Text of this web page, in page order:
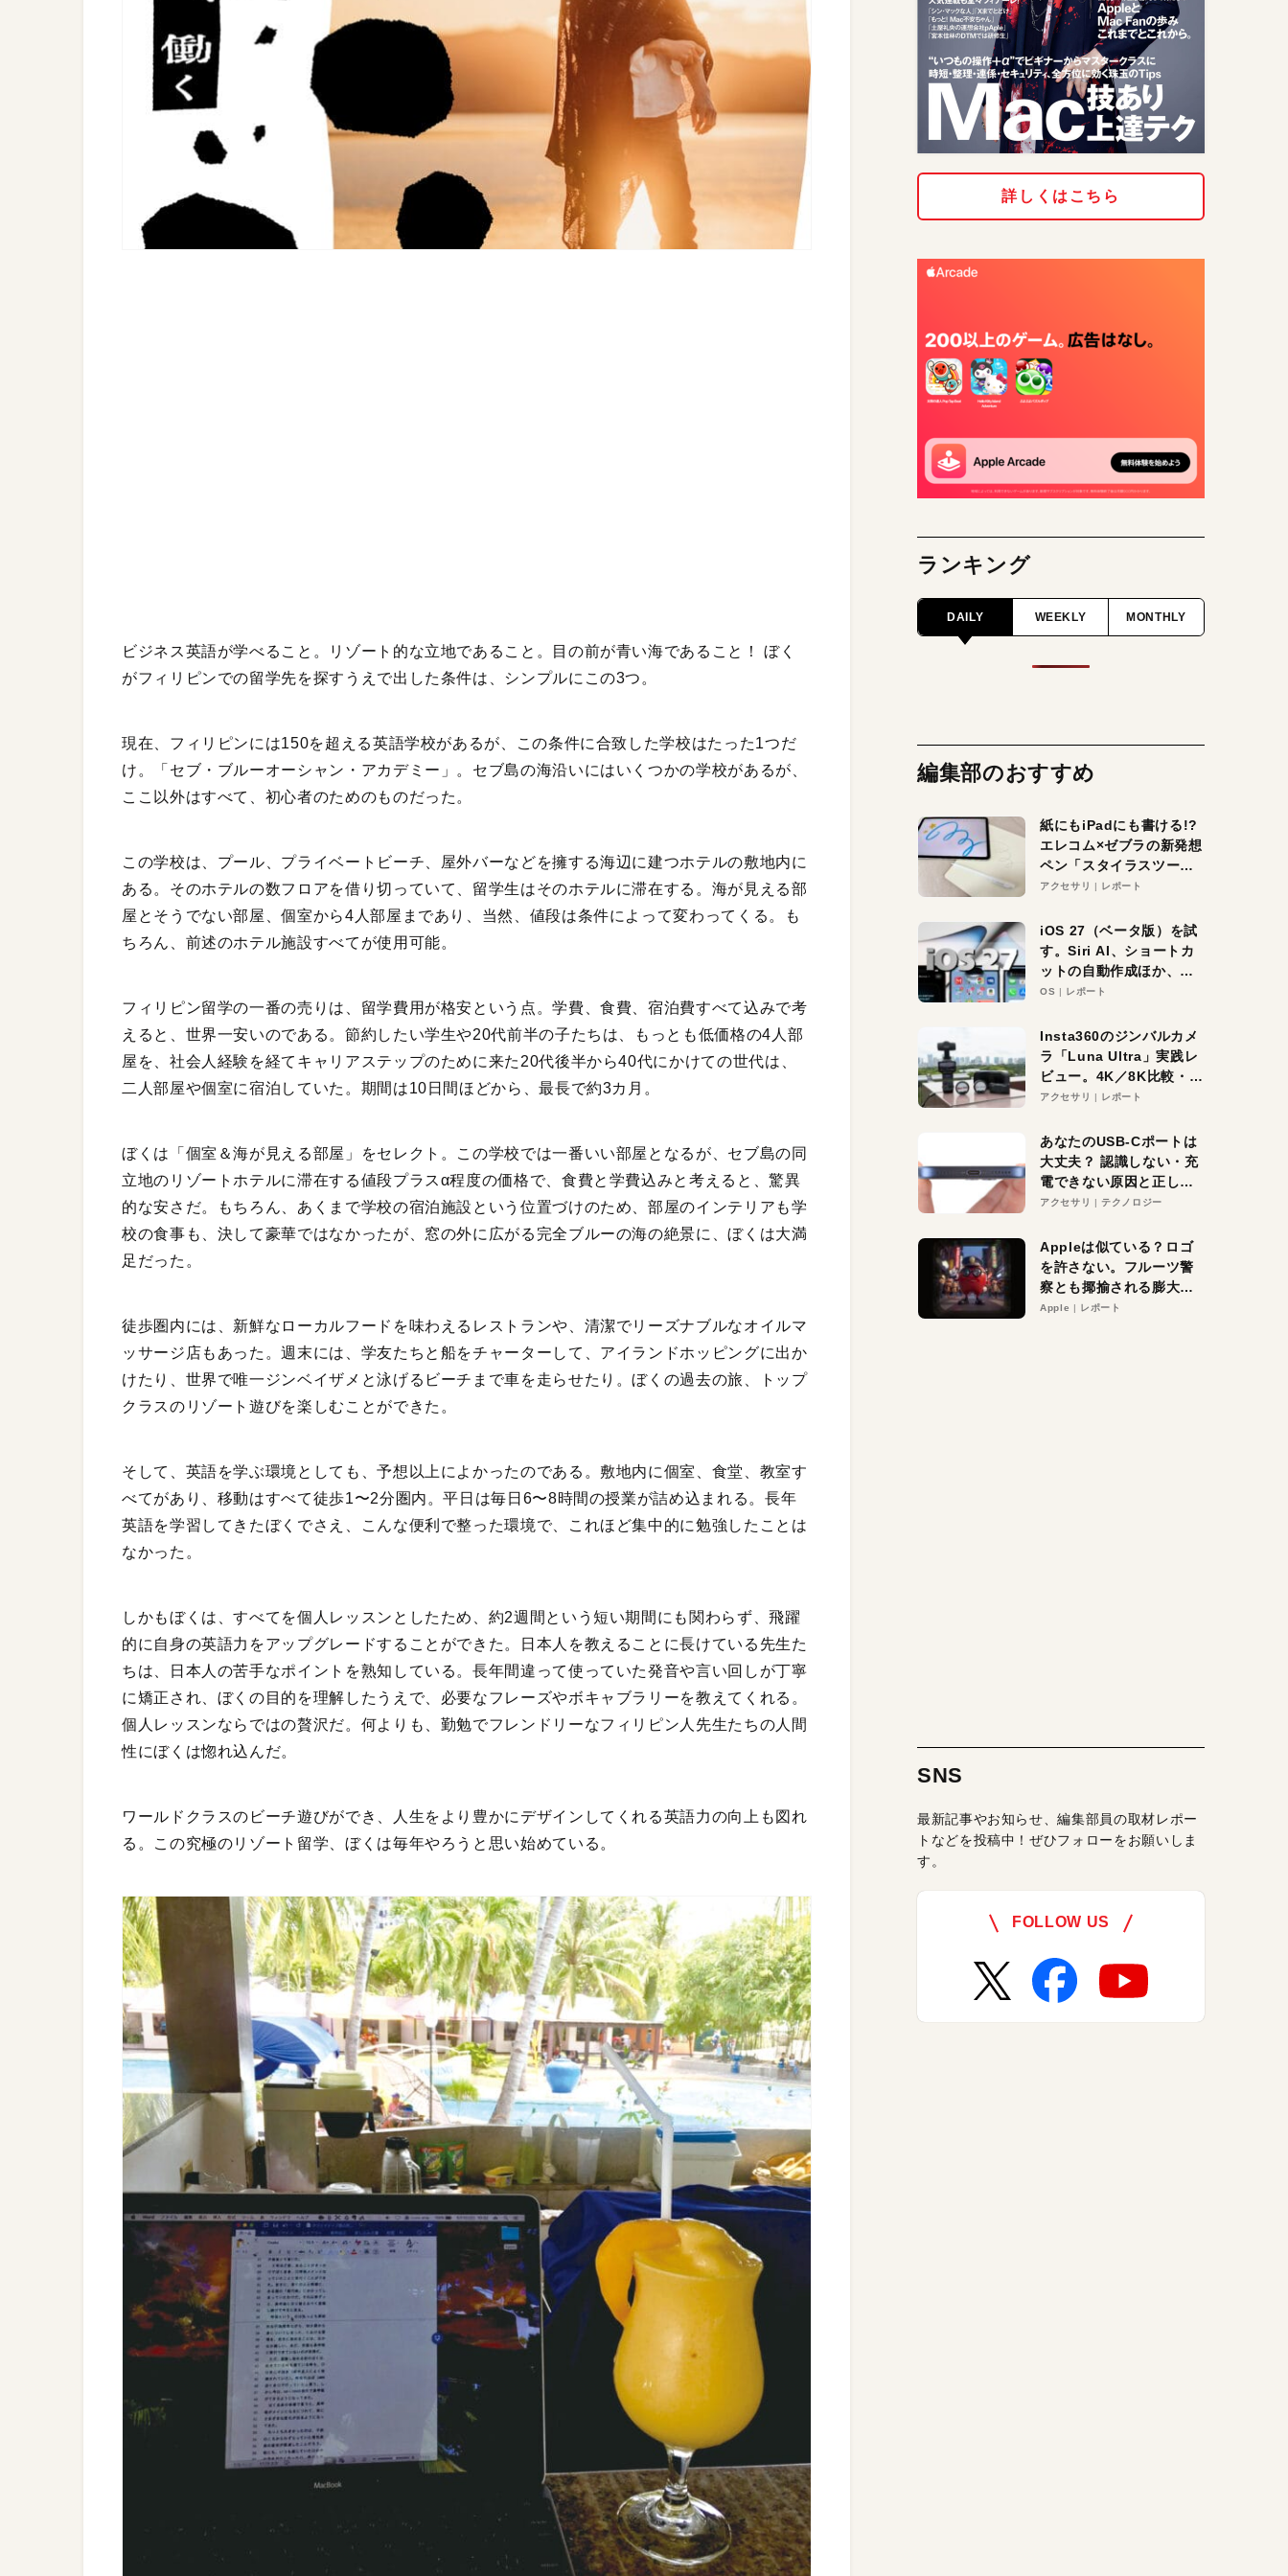
ビジネス英語が学べること。リゾート的な立地であること。目の前が青い海であること！ ぼく
がフィリピンでの留学先を探すうえで出した条件は、シンプルにこの3つ。
現在、フィリピンには150を超える英語学校があるが、この条件に合致した学校はたった1つだ
け。「セブ・ブルーオーシャン・アカデミー」。セブ島の海沿いにはいくつかの学校があるが、
ここ以外はすべて、初心者のためのものだった。
この学校は、プール、プライベートビーチ、屋外バーなどを擁する海辺に建つホテルの敷地内に
ある。そのホテルの数フロアを借り切っていて、留学生はそのホテルに滞在する。海が見える部
屋とそうでない部屋、個室から4人部屋まであり、当然、値段は条件によって変わってくる。も
ちろん、前述のホテル施設すべてが使用可能。
フィリピン留学の一番の売りは、留学費用が格安という点。学費、食費、宿泊費すべて込みで考
えると、世界一安いのである。節約したい学生や20代前半の子たちは、もっとも低価格の4人部
屋を、社会人経験を経てキャリアステップのために来た20代後半から40代にかけての世代は、
二人部屋や個室に宿泊していた。期間は10日間ほどから、最長で約3カ月。
ぼくは「個室＆海が見える部屋」をセレクト。この学校では一番いい部屋となるが、セブ島の同
立地のリゾートホテルに滞在する値段プラスα程度の価格で、食費と学費込みと考えると、驚異
的な安さだ。もちろん、あくまで学校の宿泊施設という位置づけのため、部屋のインテリアも学
校の食事も、決して豪華ではなかったが、窓の外に広がる完全ブルーの海の絶景に、ぼくは大満
足だった。
徒歩圏内には、新鮮なローカルフードを味わえるレストランや、清潔でリーズナブルなオイルマ
ッサージ店もあった。週末には、学友たちと船をチャーターして、アイランドホッピングに出か
けたり、世界で唯一ジンベイザメと泳げるビーチまで車を走らせたり。ぼくの過去の旅、トップ
クラスのリゾート遊びを楽しむことができた。
そして、英語を学ぶ環境としても、予想以上によかったのである。敷地内に個室、食堂、教室す
べてがあり、移動はすべて徒歩1〜2分圏内。平日は毎日6〜8時間の授業が詰め込まれる。長年
英語を学習してきたぼくでさえ、こんな便利で整った環境で、これほど集中的に勉強したことは
なかった。
しかもぼくは、すべてを個人レッスンとしたため、約2週間という短い期間にも関わらず、飛躍
的に自身の英語力をアップグレードすることができた。日本人を教えることに長けている先生た
ちは、日本人の苦手なポイントを熟知している。長年間違って使っていた発音や言い回しが丁寧
に矯正され、ぼくの目的を理解したうえで、必要なフレーズやボキャブラリーを教えてくれる。
個人レッスンならではの贅沢だ。何よりも、勤勉でフレンドリーなフィリピン人先生たちの人間
性にぼくは惚れ込んだ。
ワールドクラスのビーチ遊びができ、人生をより豊かにデザインしてくれる英語力の向上も図れ
る。この究極のリゾート留学、ぼくは毎年やろうと思い始めている。
詳しくはこちら
ランキング
DAILY WEEKLY MONTHLY
編集部のおすすめ
紙にもiPadにも書ける!?
エレコム×ゼブラの新発想
ペン「スタイラスツーウ
ェイ」レビュー。持ち替
アクセサリ レポート
iOS 27（ベータ版）を試
す。Siri AI、ショートカ
ットの自動作成ほか、期
待大の便利機能5選。
る未来はすぐそこ！
OS レポート
Insta360のジンバルカメ
ラ「Luna Ultra」実践レ
ビュー。4K／8K比較・ズ
ーム・夜間撮影をチェッ
アクセサリ レポート
あなたのUSB-Cポートは
大丈夫？ 認識しない・充
電できない原因と正しい
対策
アクセサリ テクノロジー
Appleは似ている？ロゴ
を許さない。フルーツ警
察とも揶揄される膨大な
異議申し立て。対象は非
Apple レポート
SNS
最新記事やお知らせ、編集部員の取材レポー
トなどを投稿中！ぜひフォローをお願いしま
す。
FOLLOW US